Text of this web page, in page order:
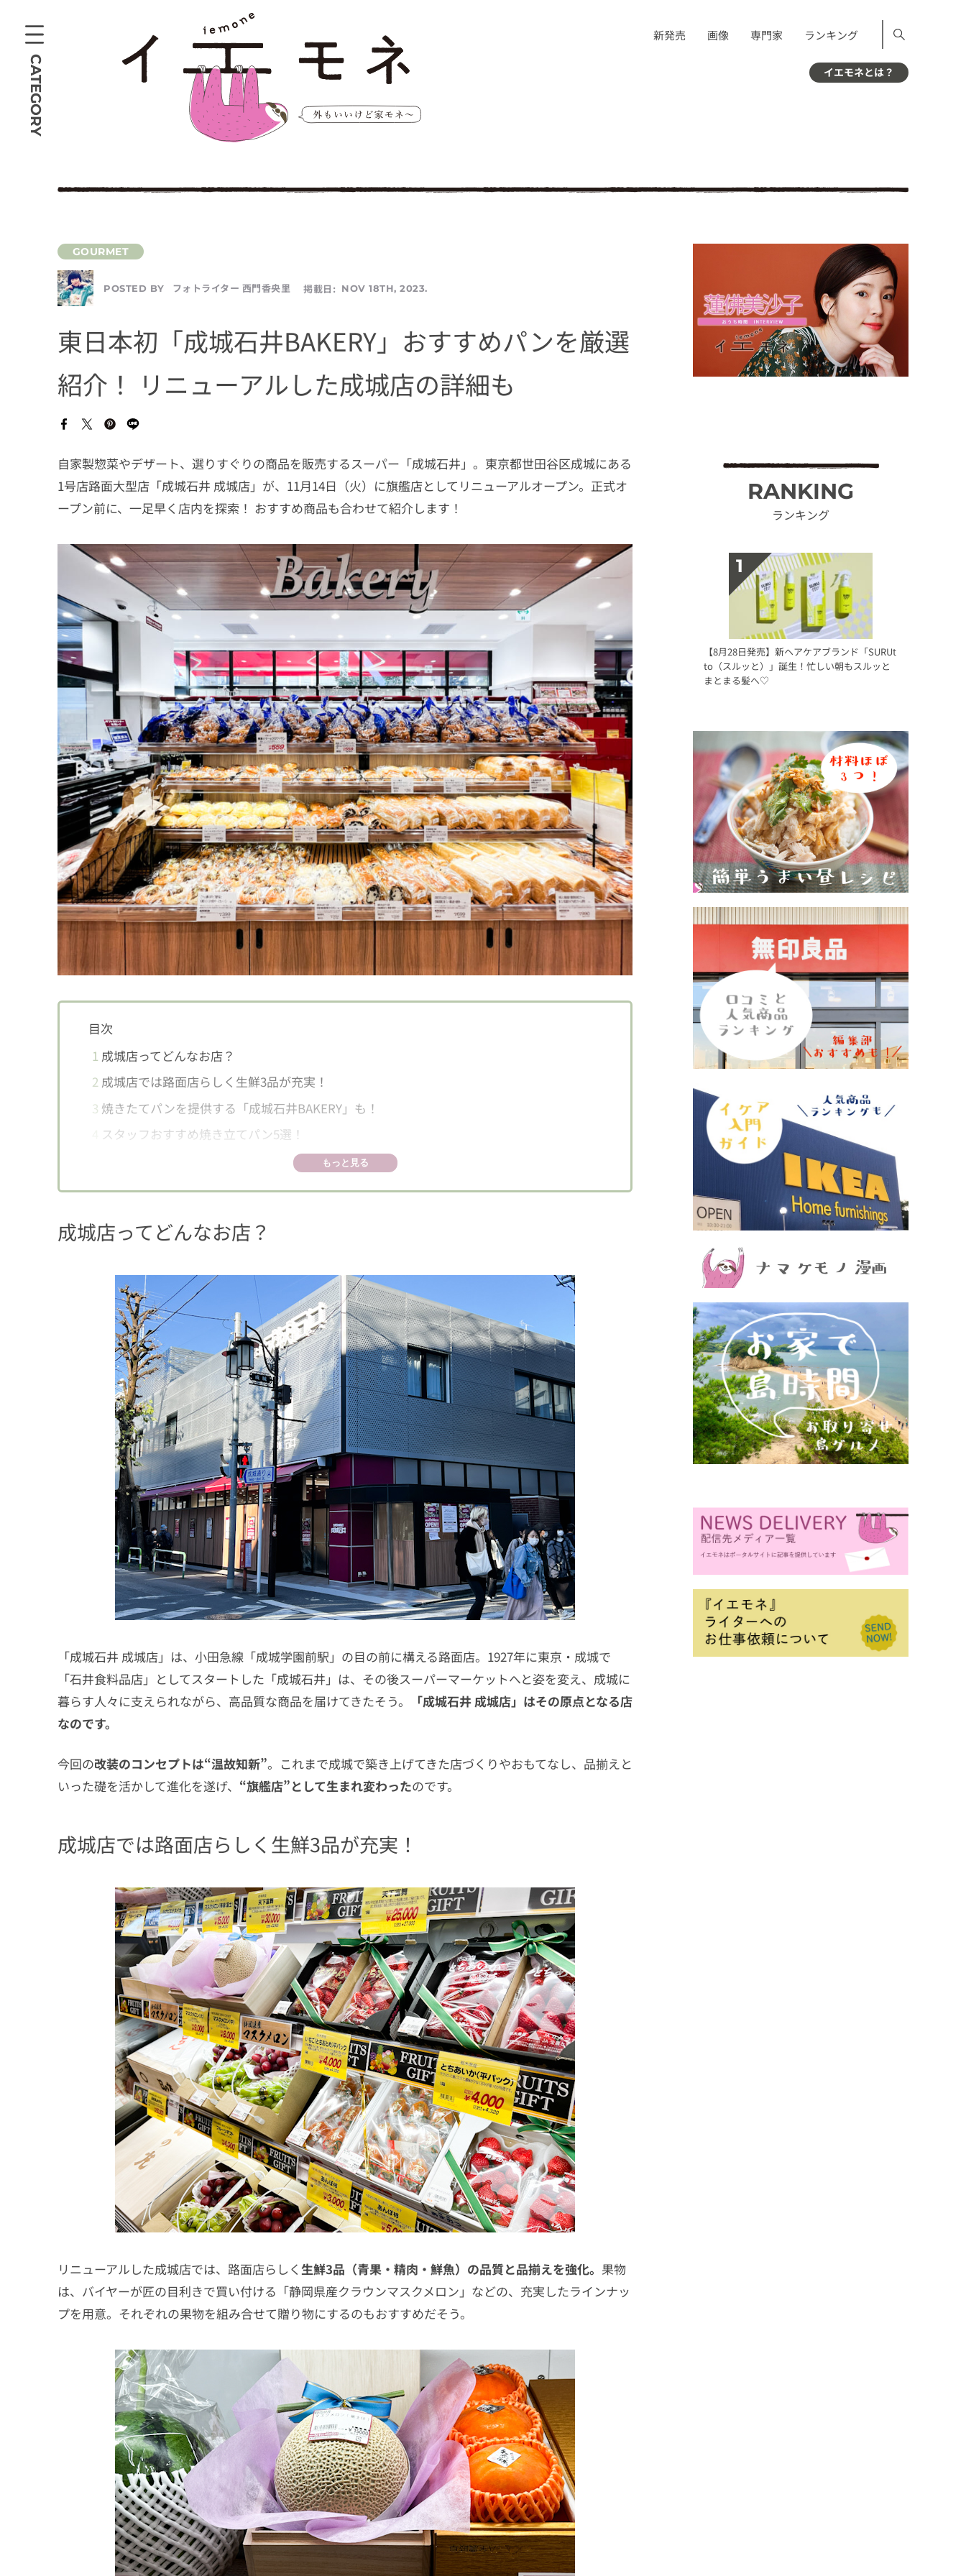
CATEGORY
新発売 画像 専門家 ランキング
イエモネとは？
POSTED BY フォトライター 西門香央里 掲載日: NOV 18TH, 2023.
東日本初「成城石井BAKERY」おすすめパンを厳選
紹介！ リニューアルした成城店の詳細も
自家製惣菜やデザート、選りすぐりの商品を販売するスーパー「成城石井」。東京都世田谷区成城にある
1号店路面大型店「成城石井 成城店」が、11月14日（火）に旗艦店としてリニューアルオープン。正式オ
ープン前に、一足早く店内を探索！ おすすめ商品も合わせて紹介します！
目次
1 成城店ってどんなお店？
2 成城店では路面店らしく生鮮3品が充実！
3 焼きたてパンを提供する「成城石井BAKERY」も！
スタッフおすすめ焼き立てパン5選！
ごろっと黒毛和牛と7種野菜と10種スパイスの焼きチーズカレーパン
4.2トリュフ香る塩バターロールパン
4.4カルフォルニア産レーズン50%ぶどうパン
人気No.1の“焼きチーズカレーパン”を食べてみたよ！
限定商品も特別価格で販売するよ！
もっと見る
成城店ってどんなお店？
「成城石井 成城店」は、小田急線「成城学園前駅」の目の前に構える路面店。1927年に東京・成城で
「石井食料品店」としてスタートした「成城石井」は、その後スーパーマーケットへと姿を変え、成城に
暮らす人々に支えられながら、高品質な商品を届けてきたそう。
「成城石井 成城店」はその原点となる店
なのです。
今回の改装のコンセプトは“温故知新”。これまで成城で築き上げてきた店づくりやおもてなし、品揃えと
いった礎を活かして進化を遂げ、 “旗艦店”として生まれ変わったのです。
成城店では路面店らしく生鮮3品が充実！
リニューアルした成城店では、路面店らしく 生鮮3品（青果・精肉・鮮魚）の品質と品揃えを強化。 果物
は、バイヤーが匠の目利きで買い付ける「静岡県産クラウンマスクメロン」などの、充実したラインナッ
プを用意。それぞれの果物を組み合せて贈り物にするのもおすすめだそう。
RANKING
ランキング
【8月28日発売】新ヘアケアブランド「SURUt
to（スルッと）」誕生！忙しい朝もスルッと
まとまる髪へ♡